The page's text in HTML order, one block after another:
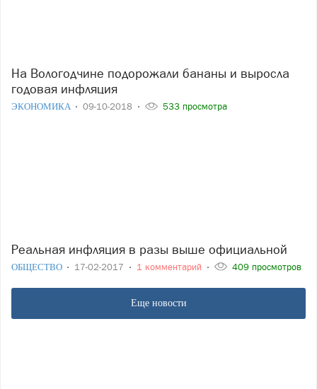
На Вологодчине подорожали бананы и выросла
годовая инфляция
ЭКОНОМИКА 09-10-2018 533 просмотра
Реальная инфляция в разы выше официальной
ОБЩЕСТВО 17-02-2017 1 комментарий 409 просмотров
Еще новости